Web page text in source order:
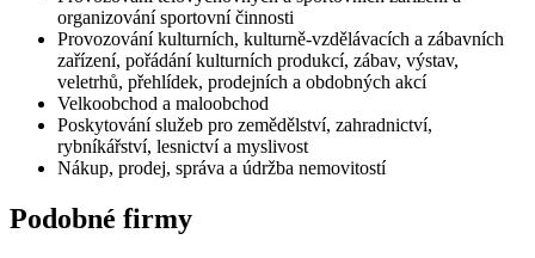
organizování sportovní činnosti
Provozování kulturních, kulturně-vzdělávacích a zábavních
zařízení, pořádání kulturních produkcí, zábav, výstav,
veletrhů, přehlídek, prodejních a obdobných akcí
Velkoobchod a maloobchod
Poskytování služeb pro zemědělství, zahradnictví,
rybníkářství, lesnictví a myslivost
Nákup, prodej, správa a údržba nemovitostí
Podobné firmy